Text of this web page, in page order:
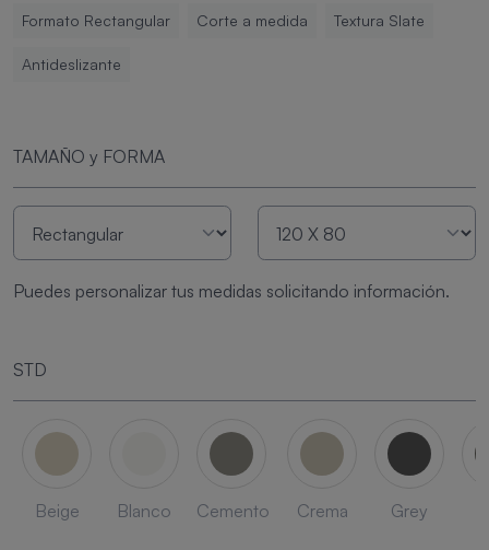
Formato Rectangular Corte a medida Textura Slate
Antideslizante
TAMAÑO y FORMA
Puedes personalizar tus medidas solicitando información.
STD
Beige Blanco Cemento Crema Grey